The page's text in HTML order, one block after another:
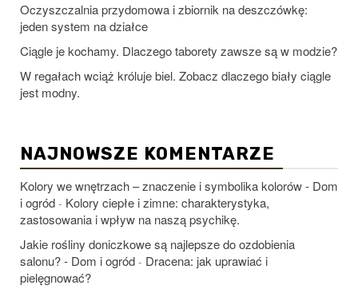
Oczyszczalnia przydomowa i zbiornik na deszczówkę:
jeden system na działce
Ciągle je kochamy. Dlaczego taborety zawsze są w modzie?
W regałach wciąż króluje biel. Zobacz dlaczego biały ciągle
jest modny.
NAJNOWSZE KOMENTARZE
Kolory we wnętrzach – znaczenie i symbolika kolorów - Dom
i ogród - Kolory ciepłe i zimne: charakterystyka,
zastosowania i wpływ na naszą psychikę.
Jakie rośliny doniczkowe są najlepsze do ozdobienia
salonu? - Dom i ogród - Dracena: jak uprawiać i
pielęgnować?